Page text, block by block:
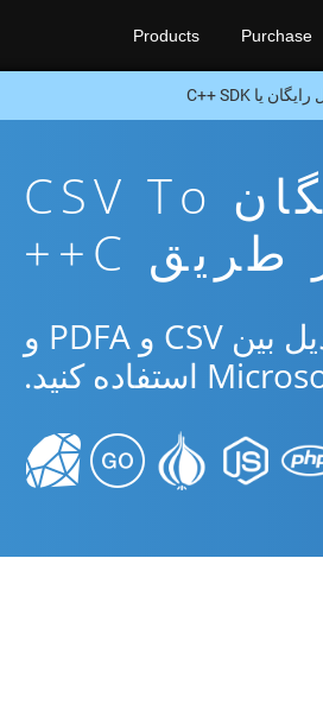
Products Purchase
برنامه تبدیل آنلاین رایگان CSV To
از برنامه رایگان آنلاین یا C++ SDK برای تبدیل بین CSV و PDFA و